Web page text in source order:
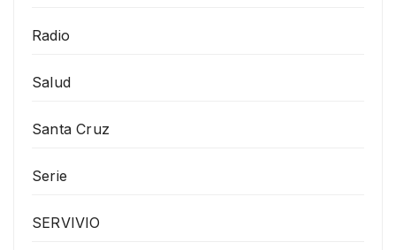
Radio
Salud
Santa Cruz
Serie
SERVIVIO